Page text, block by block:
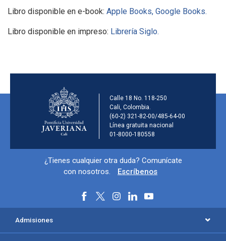
Libro disponible en e-book: Apple Books, Google Books.
Libro disponible en impreso: Librería Siglo.
Información de la
Calle 18 No. 118-250
Cali, Colombia.
(60-2) 321-82-00/485-64-00
Línea gratuita nacional
01-8000-180558
Información y redes sociales
¿Tienes cualquier otra duda? Comunícate
con nosotros.
Escríbenos
Menú principal del footer
Admisiones